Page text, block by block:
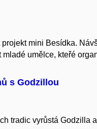
mini Besídka.
umělce, kteřé
s Godzillou
tradic vyrůstá